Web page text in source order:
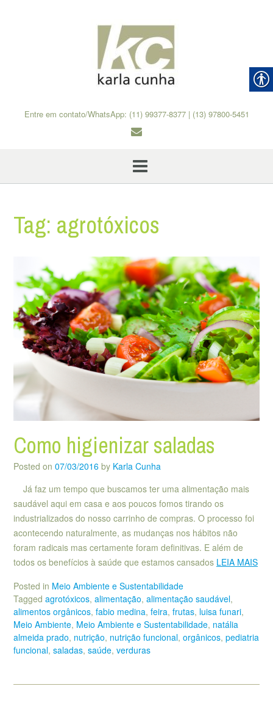
Entre em contato/WhatsApp: (11) 99377-8377 | (13) 97800-5451
Tag: agrotóxicos
Como higienizar saladas
Posted on 07/03/2016 by Karla Cunha
Já faz um tempo que buscamos ter uma alimentação mais
saudável aqui em casa e aos poucos fomos tirando os
industrializados do nosso carrinho de compras. O processo foi
acontecendo naturalmente, as mudanças nos hábitos não
foram radicais mas certamente foram definitivas. E além de
todos os benefícios à saúde que estamos cansados LEIA MAIS
Posted in Meio Ambiente e Sustentabilidade
Tagged agrotóxicos, alimentação, alimentação saudável,
alimentos orgânicos, fabio medina, feira, frutas, luisa funari,
Meio Ambiente, Meio Ambiente e Sustentabilidade, natália
almeida prado, nutrição, nutrição funcional, orgânicos, pediatria
funcional, saladas, saúde, verduras